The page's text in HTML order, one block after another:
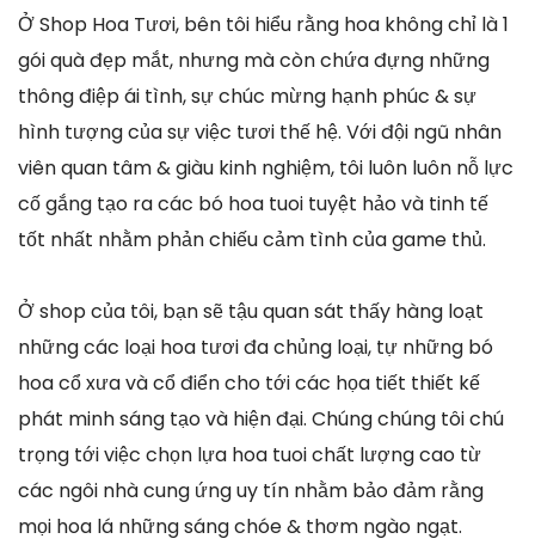
Ở Shop Hoa Tươi, bên tôi hiểu rằng hoa không chỉ là 1
gói quà đẹp mắt, nhưng mà còn chứa đựng những
thông điệp ái tình, sự chúc mừng hạnh phúc & sự
hình tượng của sự việc tươi thế hệ. Với đội ngũ nhân
viên quan tâm & giàu kinh nghiệm, tôi luôn luôn nỗ lực
cố gắng tạo ra các bó hoa tuoi tuyệt hảo và tinh tế
tốt nhất nhằm phản chiếu cảm tình của game thủ.
Ở shop của tôi, bạn sẽ tậu quan sát thấy hàng loạt
những các loại hoa tươi đa chủng loại, tự những bó
hoa cổ xưa và cổ điển cho tới các họa tiết thiết kế
phát minh sáng tạo và hiện đại. Chúng chúng tôi chú
trọng tới việc chọn lựa hoa tuoi chất lượng cao từ
các ngôi nhà cung ứng uy tín nhằm bảo đảm rằng
mọi hoa lá những sáng chóe & thơm ngào ngạt.